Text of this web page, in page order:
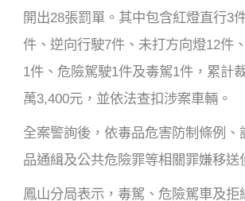
開出28張罰單。其中包含紅燈直行3
件、逆向行駛7件、未打方向燈12件
1件、危險駕駛1件及毒駕1件，累計
萬3,400元，並依法查扣涉案車輛。
全案警詢後，依毒品危害防制條例、
品通緝及公共危險罪等相關罪嫌移送
鳳山分局表示，毒駕、危險駕車及拒